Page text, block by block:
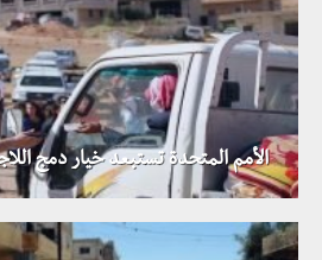
الأمم المتحدة تستبعد خيار دمج